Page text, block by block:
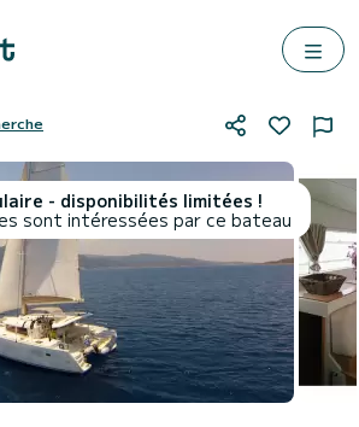
- disponibilités limitées !
sont intéressées par ce bateau